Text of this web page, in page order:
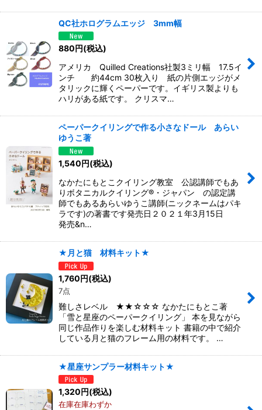
QC社ホログラムエッジ 3mm幅
880円(税込)
アメリカ Quilled Creations社製3ミリ幅 17.5イ
ンチ 約44cm 30枚入り 紙の片側エッジがメ
タリックに輝くペーパーです。イギリス製よりも
ハリがある紙です。 クリスマ…
ペーパークイリングで作る小さなドール あらい
ゆうこ著
1,540円(税込)
なかたにもとこクイリング教室 公認講師でもあ
りボタニカルクイリング®︎・ジャパン の認定講
師でもあるあらいゆうこ講師(ニックネームはパキ
ラです)の著書です発売日２０２１年3月15日
発売&n…
★月と猫 材料キット★
1,760円(税込)
7点
難しさレベル ★★☆☆☆ なかたにもとこ著
「雪と星座のペーパークイリング」 本を見ながら
同じ作品作りを楽しむ材料キット 書籍の中で紹介
している月と猫のフレーム用の材料です。 …
★星座サンプラー材料キット★
1,320円(税込)
在庫在庫わずか